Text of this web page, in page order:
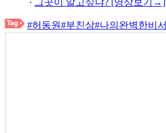
· 그곳이 알고싶냐? [영상보기→]
#허동원#부친상#나의완벽한비서